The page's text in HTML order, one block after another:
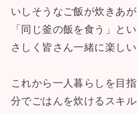
いしそうなご飯が炊きあ
「同じ釜の飯を食う」と
さしく皆さん一緒に楽し
これから一人暮らしを目
分でごはんを炊けるスキ